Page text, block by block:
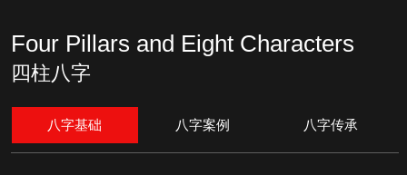
Four Pillars and Eight Characters
四柱八字
八字基础 八字案例 八字传承